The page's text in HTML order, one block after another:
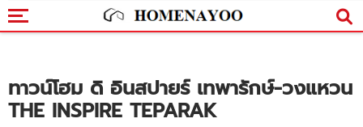
ทาวน์โฮม ดิ อินสปายร์ เทพารักษ์-วงแหวน
THE INSPIRE TEPARAK